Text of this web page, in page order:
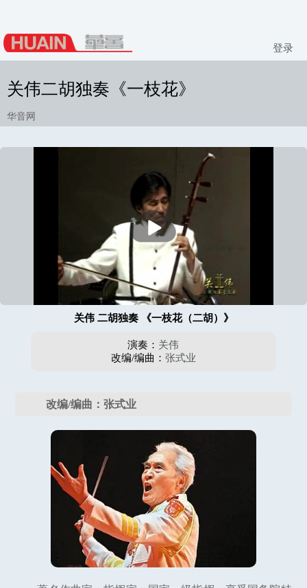
登录
关伟二胡独奏《一枝花》
华音网
播
放
关伟 二胡独奏 《一枝花（二胡）》
演奏： 关伟
改编/编曲： 张式业
改编/编曲：张式业